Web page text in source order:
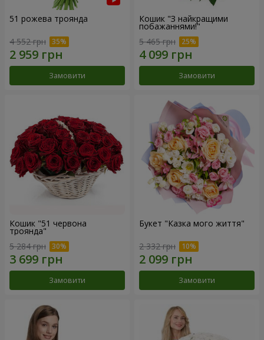
51 рожева троянда
4 552 грн
Замовити
Кошик "З найкращими
побажаннями!"
5 465 грн
Замовити
Кошик "51 червона
троянда"
5 284 грн
Замовити
Букет "Казка мого життя"
2 332 грн
Замовити